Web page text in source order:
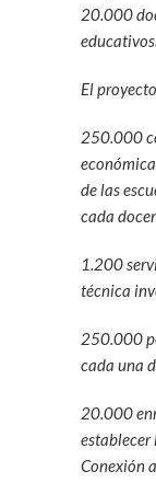
20.000
educativos.
El
250.000
de las
cada
1.200
técnica
250.000
cada una
20.000
establecer
Conexión